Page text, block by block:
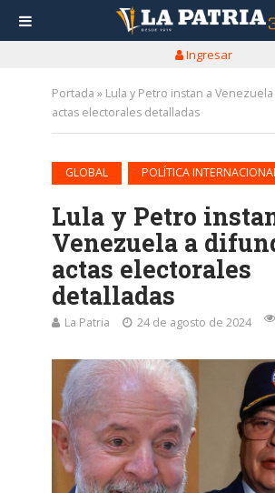
Ingresar
Portada » Lula y Petro instan a
actas electorales detalladas
GLOBAL POLÍTICA
Lula y Petro
Venezuela a
actas electorales
detalladas
La Patria 24 de agosto de 2024